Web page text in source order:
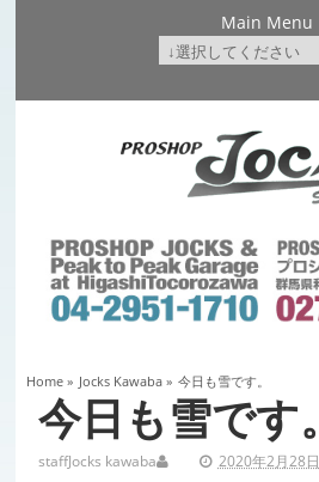
Main Menu
Home» Jocks Kawaba » 今日も雪です。
今日も雪です。
staff 2020年2月28日
Jocks kawaba